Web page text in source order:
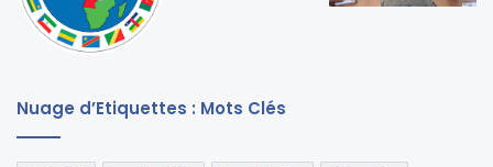
Nuage d’Etiquettes : Mots Clés